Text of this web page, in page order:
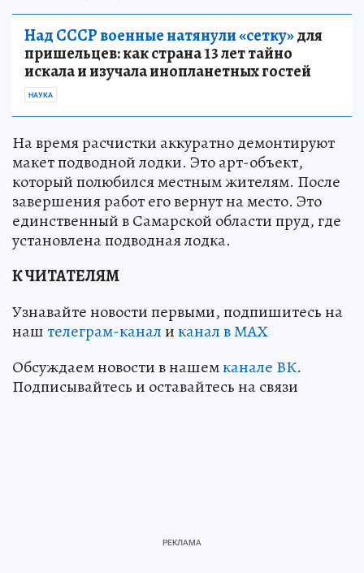
Над СССР военные натянули «сетку»для
пришельцев: как страна 13 лет тайно
искала и изучала инопланетных гостей
НАУКА
На время расчистки аккуратно демонтируют
макет подводной лодки. Это арт-объект,
который полюбился местным жителям. После
завершения работ его вернут на место. Это
единственный в Самарской области пруд, где
установлена подводная лодка.
К ЧИТАТЕЛЯМ
Узнавайте новости первыми, подпишитесь на
наштелеграм-каналиканал в МАХ
Обсуждаем новости в нашемканале ВК.
Подписывайтесь и оставайтесь на связи